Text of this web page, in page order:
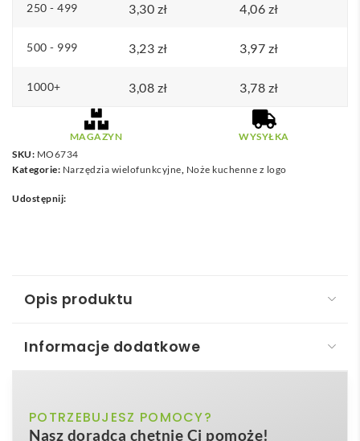
250 - 499 3,30 zł 4,06 zł
500 - 999 3,23 zł 3,97 zł
1000+ 3,08 zł 3,78 zł
MAGAZYN
WYSYŁKA
SKU: MO6734
Kategorie: Narzędzia wielofunkcyjne, Noże kuchenne z logo
Udostępnij:
Opis produktu
jednocześnie niezwykle solidny gadżet, który spełni
Informacje dodatkowe
Kolor
srebrny matowy
POTRZEBUJESZ POMOCY?
Nasz doradca chętnie Ci pomoże!